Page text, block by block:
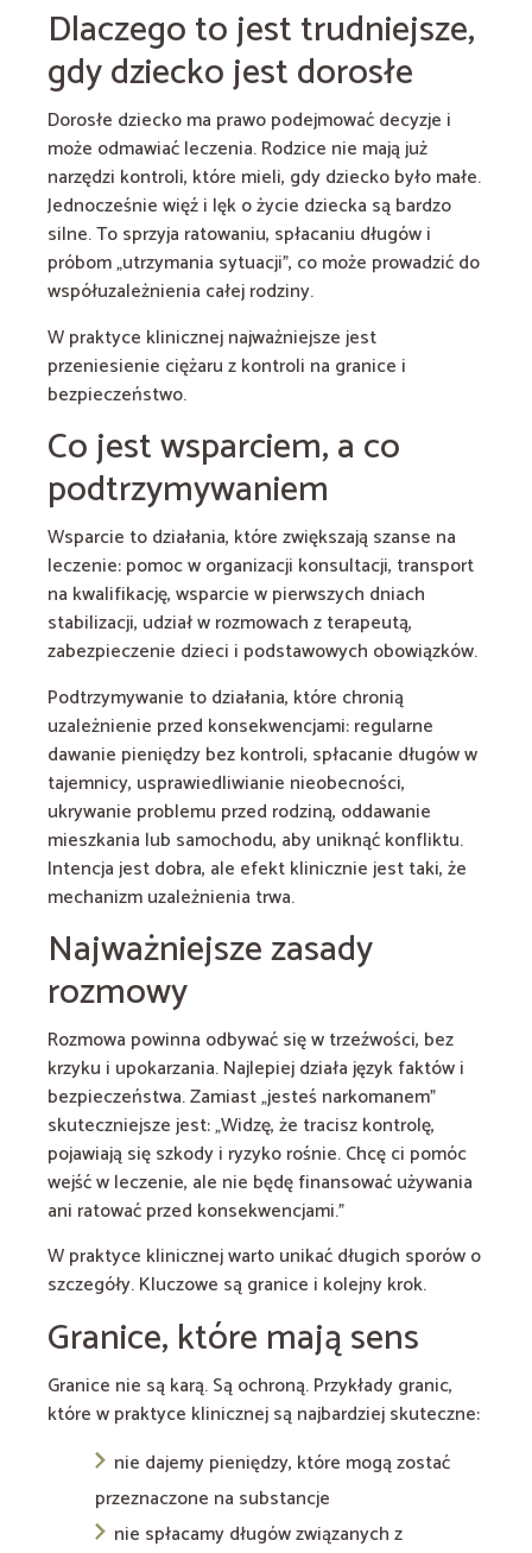
Dlaczego to jest trudniejsze,
gdy dziecko jest dorosłe
Dorosłe dziecko ma prawo podejmować decyzje i
może odmawiać leczenia. Rodzice nie mają już
narzędzi kontroli, które mieli, gdy dziecko było małe.
Jednocześnie więź i lęk o życie dziecka są bardzo
silne. To sprzyja ratowaniu, spłacaniu długów i
próbom „utrzymania sytuacji”, co może prowadzić do
współuzależnienia całej rodziny.
W praktyce klinicznej najważniejsze jest
przeniesienie ciężaru z kontroli na granice i
bezpieczeństwo.
Co jest wsparciem, a co
podtrzymywaniem
Wsparcie to działania, które zwiększają szanse na
leczenie: pomoc w organizacji konsultacji, transport
na kwalifikację, wsparcie w pierwszych dniach
stabilizacji, udział w rozmowach z terapeutą,
zabezpieczenie dzieci i podstawowych obowiązków.
Podtrzymywanie to działania, które chronią
uzależnienie przed konsekwencjami: regularne
dawanie pieniędzy bez kontroli, spłacanie długów w
tajemnicy, usprawiedliwianie nieobecności,
ukrywanie problemu przed rodziną, oddawanie
mieszkania lub samochodu, aby uniknąć konfliktu.
Intencja jest dobra, ale efekt klinicznie jest taki, że
mechanizm uzależnienia trwa.
Najważniejsze zasady
rozmowy
Rozmowa powinna odbywać się w trzeźwości, bez
krzyku i upokarzania. Najlepiej działa język faktów i
bezpieczeństwa. Zamiast „jesteś narkomanem”
skuteczniejsze jest: „Widzę, że tracisz kontrolę,
pojawiają się szkody i ryzyko rośnie. Chcę ci pomóc
wejść w leczenie, ale nie będę finansować używania
ani ratować przed konsekwencjami.”
W praktyce klinicznej warto unikać długich sporów o
szczegóły. Kluczowe są granice i kolejny krok.
Granice, które mają sens
Granice nie są karą. Są ochroną. Przykłady granic,
które w praktyce klinicznej są najbardziej skuteczne:
nie dajemy pieniędzy, które mogą zostać
przeznaczone na substancje
nie spłacamy długów związanych z